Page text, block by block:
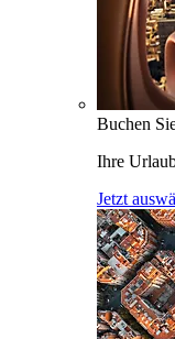
Buchen
Ihre
Jetzt